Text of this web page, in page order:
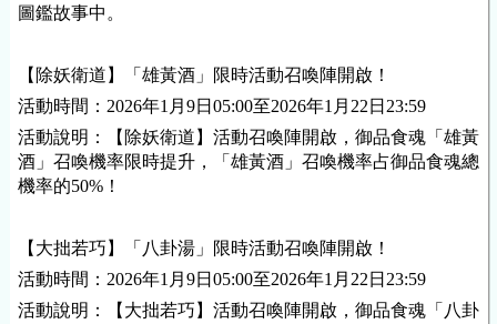
圖鑑故事中。
【除妖衛道】「雄黃酒」限時活動召喚陣開啟！
活動時間：2026年1月9日05:00至2026年1月22日23:59
活動說明：【除妖衛道】活動召喚陣開啟，御品食魂「雄黃
酒」召喚機率限時提升，「雄黃酒」召喚機率占御品食魂總
機率的50%！
【大拙若巧】「八卦湯」限時活動召喚陣開啟！
活動時間：2026年1月9日05:00至2026年1月22日23:59
活動說明：【大拙若巧】活動召喚陣開啟，御品食魂「八卦